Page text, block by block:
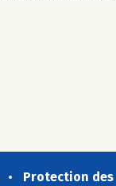
Protection des